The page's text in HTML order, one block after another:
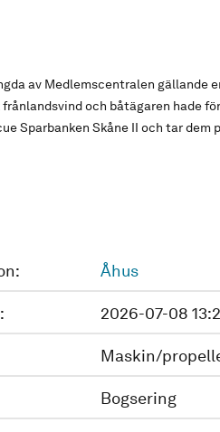
av Medlemscentralen
frånlandsvind och båtägaren hade
Sparbanken Skåne II och tar
Åhus
2026-07-08
Maskin/
Bogsering